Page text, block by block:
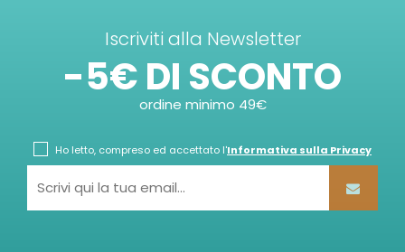
Iscriviti alla Newsletter
-5€ DI SCONTO
ordine minimo 49€
Ho letto, compreso ed accettato l'Informativa sulla Privacy